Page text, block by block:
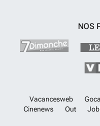
NOS
Vacancesweb
Cinenews
Out